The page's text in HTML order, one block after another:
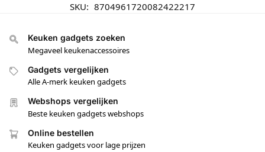
SKU: 8704961720082422217
Keuken gadgets zoeken
Megaveel keukenaccessoires
Gadgets vergelijken
Alle A-merk keuken gadgets
Webshops vergelijken
Beste keuken gadgets webshops
Online bestellen
Keuken gadgets voor lage prijzen